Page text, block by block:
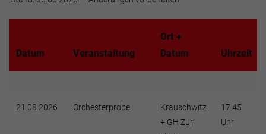
Datum Veranstaltung
Ort +
Datum
Uhrzeit
21.08.2026 Orchesterprobe
Krauschwitz
+ GH Zur
17.45
Uhr